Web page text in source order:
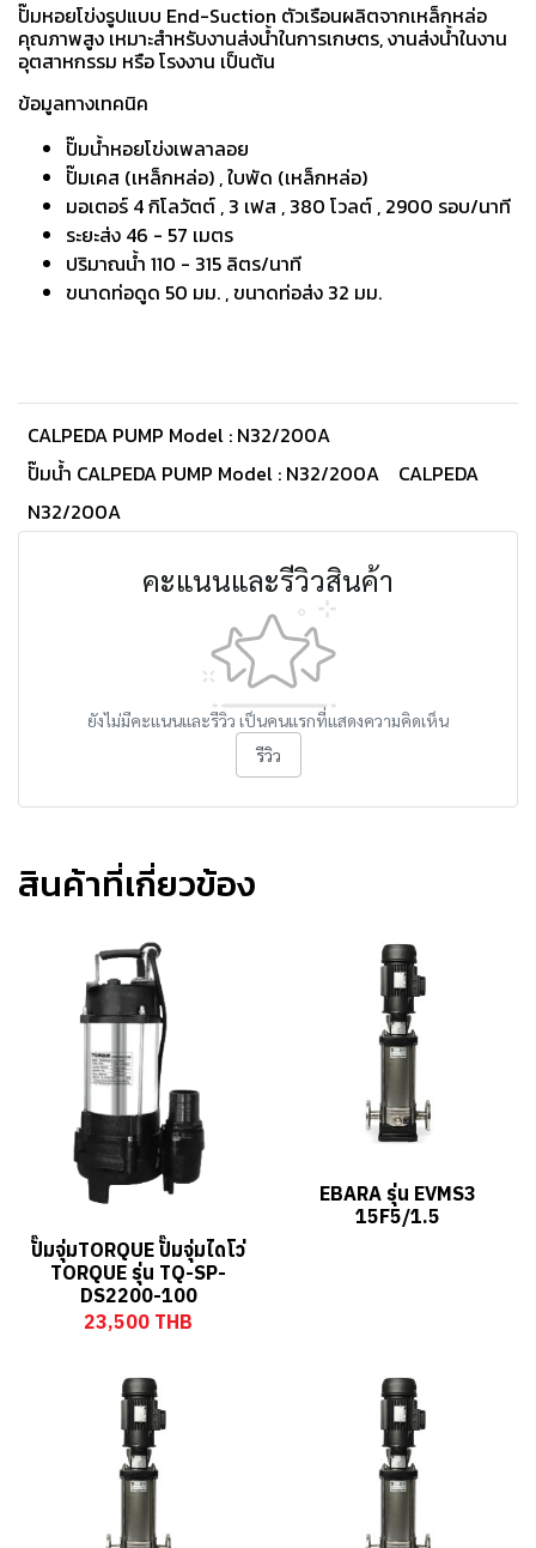
ปั๊มหอยโข่งรูปแบบ End-Suction ตัวเรือนผลิตจากเหล็กหล่อ
คุณภาพสูง เหมาะสำหรับงานส่งนํ้าในการเกษตร, งานส่งนํ้าในงาน
อุตสาหกรรม หรือ โรงงาน เป็นต้น
ข้อมูลทางเทคนิค
ปั๊มน้ำหอยโข่งเพลาลอย
ปั๊มเคส (เหล็กหล่อ) , ใบพัด (เหล็กหล่อ)
มอเตอร์ 4 กิโลวัตต์ , 3 เฟส , 380 โวลต์ , 2900 รอบ/นาที
ระยะส่ง 46 - 57 เมตร
ปริมาณน้ำ 110 - 315 ลิตร/นาที
ขนาดท่อดูด 50 มม. , ขนาดท่อส่ง 32 มม.
CALPEDA PUMP Model : N32/200A
ปั๊มน้ำ CALPEDA PUMP Model : N32/200A
CALPEDA
N32/200A
คะแนนและรีวิวสินค้า
ยังไม่มีคะแนนและรีวิว เป็นคนแรกที่แสดงความคิดเห็น
รีวิว
สินค้าที่เกี่ยวข้อง
ปั๊มจุ่มTORQUE ปั๊มจุ่มไดโว่
TORQUE รุ่น TQ-SP-
DS2200-100
23,500 THB
EBARA รุ่น EVMS3
15F5/1.5